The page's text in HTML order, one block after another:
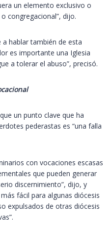
un elemento exclusivo o
congregacional”, dijo.
hablar también de esta
es importante una Iglesia
a tolerar el abuso”, precisó.
un punto clave que ha
pederastas es “una falla
con vocaciones escasas
que pueden generar
discernimiento”, dijo, y
fácil para algunas diócesis
expulsados de otras diócesis